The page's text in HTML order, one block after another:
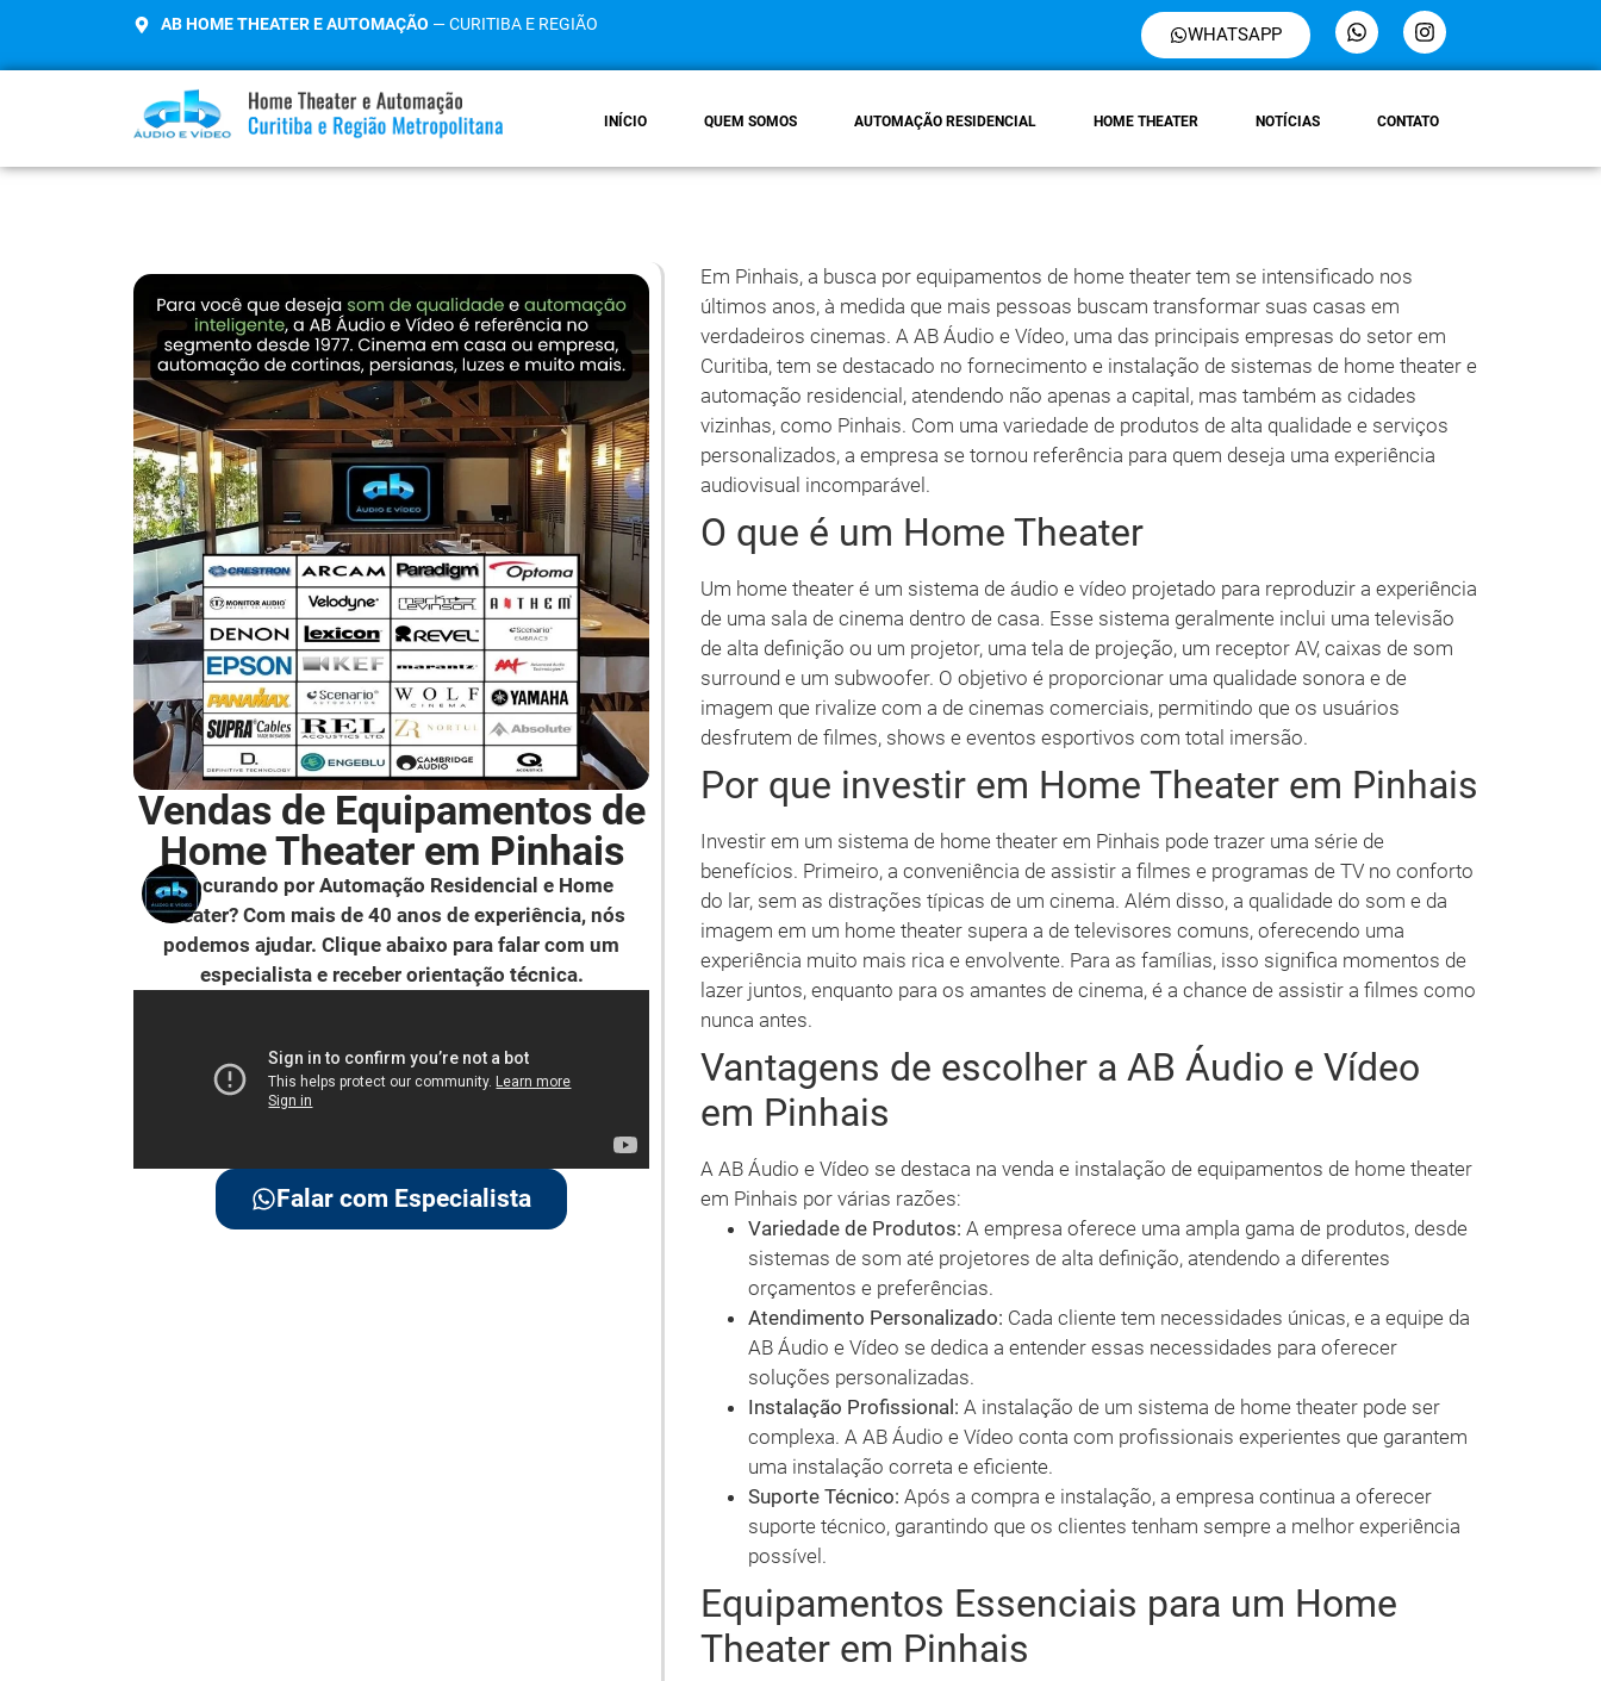
AB HOME THEATER E AUTOMAÇÃO — CURITIBA E REGIÃO WHATSAPP
INÍCIO QUEM SOMOS AUTOMAÇÃO RESIDENCIAL HOME THEATER NOTÍCIAS CONTATO
Vendas de Equipamentos de
Home Theater em Pinhais
Procurando por Automação Residencial e Home
Theater? Com mais de 40 anos de experiência, nós
podemos ajudar. Clique abaixo para falar com um
especialista e receber orientação técnica.
Falar com Especialista
Em Pinhais, a busca por equipamentos de home theater tem se intensificado nos
últimos anos, à medida que mais pessoas buscam transformar suas casas em
verdadeiros cinemas. A AB Áudio e Vídeo, uma das principais empresas do setor em
Curitiba, tem se destacado no fornecimento e instalação de sistemas de home theater e
automação residencial, atendendo não apenas a capital, mas também as cidades
vizinhas, como Pinhais. Com uma variedade de produtos de alta qualidade e serviços
personalizados, a empresa se tornou referência para quem deseja uma experiência
audiovisual incomparável.
O que é um Home Theater
Um home theater é um sistema de áudio e vídeo projetado para reproduzir a experiência
de uma sala de cinema dentro de casa. Esse sistema geralmente inclui uma televisão
de alta definição ou um projetor, uma tela de projeção, um receptor AV, caixas de som
surround e um subwoofer. O objetivo é proporcionar uma qualidade sonora e de
imagem que rivalize com a de cinemas comerciais, permitindo que os usuários
desfrutem de filmes, shows e eventos esportivos com total imersão.
Por que investir em Home Theater em Pinhais
Investir em um sistema de home theater em Pinhais pode trazer uma série de
benefícios. Primeiro, a conveniência de assistir a filmes e programas de TV no conforto
do lar, sem as distrações típicas de um cinema. Além disso, a qualidade do som e da
imagem em um home theater supera a de televisores comuns, oferecendo uma
experiência muito mais rica e envolvente. Para as famílias, isso significa momentos de
lazer juntos, enquanto para os amantes de cinema, é a chance de assistir a filmes como
nunca antes.
Vantagens de escolher a AB Áudio e Vídeo
em Pinhais
A AB Áudio e Vídeo se destaca na venda e instalação de equipamentos de home theater
em Pinhais por várias razões:
Variedade de Produtos: A empresa oferece uma ampla gama de produtos, desde
sistemas de som até projetores de alta definição, atendendo a diferentes
orçamentos e preferências.
Atendimento Personalizado: Cada cliente tem necessidades únicas, e a equipe da
AB Áudio e Vídeo se dedica a entender essas necessidades para oferecer
soluções personalizadas.
Instalação Profissional: A instalação de um sistema de home theater pode ser
complexa. A AB Áudio e Vídeo conta com profissionais experientes que garantem
uma instalação correta e eficiente.
Suporte Técnico: Após a compra e instalação, a empresa continua a oferecer
suporte técnico, garantindo que os clientes tenham sempre a melhor experiência
possível.
Equipamentos Essenciais para um Home
Theater em Pinhais